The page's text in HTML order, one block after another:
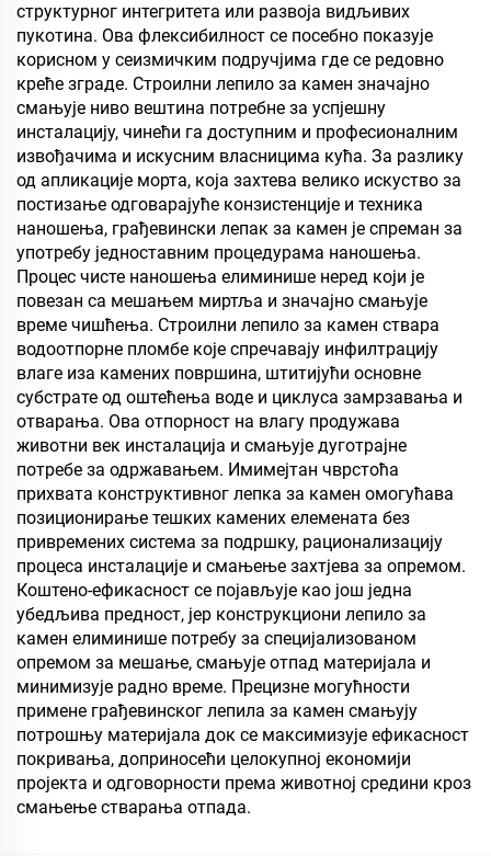
структурног интегритета или развоја видљивих
пукотина. Ова флексибилност се посебно показује
корисном у сеизмичким подручјима где се редовно
креће зграде. Строилни лепило за камен значајно
смањује ниво вештина потребне за успјешну
инсталацију, чинећи га доступним и професионалним
извођачима и искусним власницима кућа. За разлику
од апликације морта, која захтева велико искуство за
постизање одговарајуће конзистенције и техника
наношења, грађевински лепак за камен је спреман за
употребу једноставним процедурама наношења.
Процес чисте наношења елиминише неред који је
повезан са мешањем миртља и значајно смањује
време чишћења. Строилни лепило за камен ствара
водоотпорне пломбе које спречавају инфилтрацију
влаге иза камених површина, штитијући основне
субстрате од оштећења воде и циклуса замрзавања и
отварања. Ова отпорност на влагу продужава
животни век инсталација и смањује дуготрајне
потребе за одржавањем. Имимејтан чврстоћа
прихвата конструктивног лепка за камен омогућава
позиционирање тешких камених елемената без
привремених система за подршку, рационализацију
процеса инсталације и смањење захтјева за опремом.
Коштено-ефикасност се појављује као још једна
убедљива предност, јер конструкциони лепило за
камен елиминише потребу за специјализованом
опремом за мешање, смањује отпад материјала и
минимизује радно време. Прецизне могућности
примене грађевинског лепила за камен смањују
потрошњу материјала док се максимизује ефикасност
покривања, доприносећи целокупној економији
пројекта и одговорности према животној средини кроз
смањење стварања отпада.